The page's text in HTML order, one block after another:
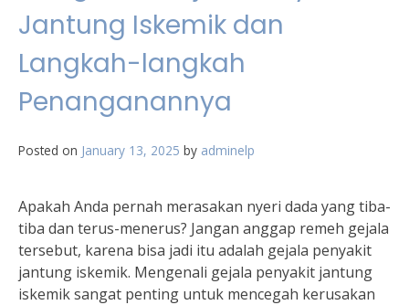
Jantung Iskemik dan
Langkah-langkah
Penanganannya
Posted on January 13, 2025 by adminelp
Apakah Anda pernah merasakan nyeri dada yang tiba-
tiba dan terus-menerus? Jangan anggap remeh gejala
tersebut, karena bisa jadi itu adalah gejala penyakit
jantung iskemik. Mengenali gejala penyakit jantung
iskemik sangat penting untuk mencegah kerusakan